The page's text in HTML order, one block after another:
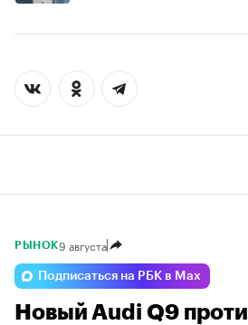
РЫНОК9 августа
Подписаться на РБК в Max
Новый Audi Q9